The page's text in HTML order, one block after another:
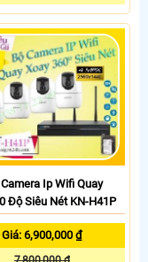
Ip Wifi Quay
Độ Siêu Nét KN-H41P
Giá: 6,900,000 ₫